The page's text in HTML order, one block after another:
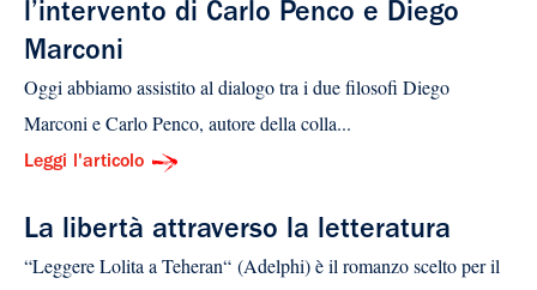
l’intervento di Carlo Penco e Diego
Marconi
Oggi abbiamo assistito al dialogo tra i due filosofi Diego
Marconi e Carlo Penco, autore della colla...
Leggi l'articolo
La libertà attraverso la letteratura
“Leggere Lolita a Teheran“ (Adelphi) è il romanzo scelto per il